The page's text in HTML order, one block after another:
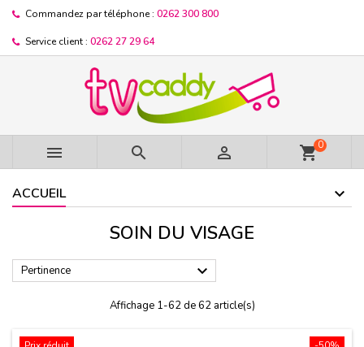
Commandez par téléphone : 0262 300 800
Service client : 0262 27 29 64
   shopping_cart0
ACCUEIL
SOIN DU VISAGE
Pertinence 
Affichage 1-62 de 62 article(s)